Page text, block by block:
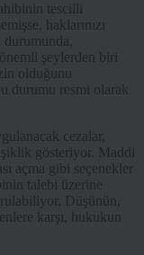
tescilli
haklarınızı
şeylerden biri
olduğunu
durumu resmi olarak
cezalar,
gösteriyor. Maddi
açma gibi seçenekler
talebi üzerine
Düşünün,
karşı, hukukun